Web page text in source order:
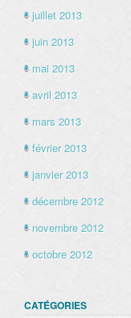
juillet 2013
juin 2013
mai 2013
avril 2013
mars 2013
février 2013
janvier 2013
décembre 2012
novembre 2012
octobre 2012
CATÉGORIES